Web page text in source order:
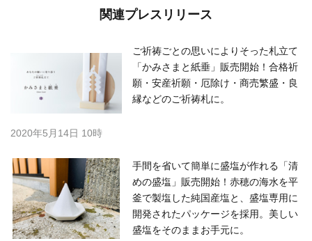
関連プレスリリース
ご祈祷ごとの思いによりそった札立て
「かみさまと紙垂」販売開始！合格祈
願・安産祈願・厄除け・商売繁盛・良
縁などのご祈祷札に。
2020年5月14日 10時
手間を省いて簡単に盛塩が作れる「清
めの盛塩」販売開始！赤穂の海水を平
釜で製塩した純国産塩と、盛塩専用に
開発されたパッケージを採用。美しい
盛塩をそのままお手元に。